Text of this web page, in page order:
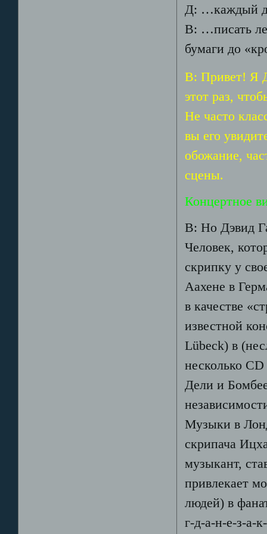
Д: …каждый
В: …писать
бумаги до
В: Привет! Я
этот раз,
Не часто
вы его
обожание,
сцены.
Концертное
В: Но Дэвид
Человек,
скрипку у
Аахене в
в качестве
известной
Lübeck) в
несколько
Дели и
Музыки в
скрипача
музыкант,
привлекает
людей) в
г-д-а-н-е-з-а-